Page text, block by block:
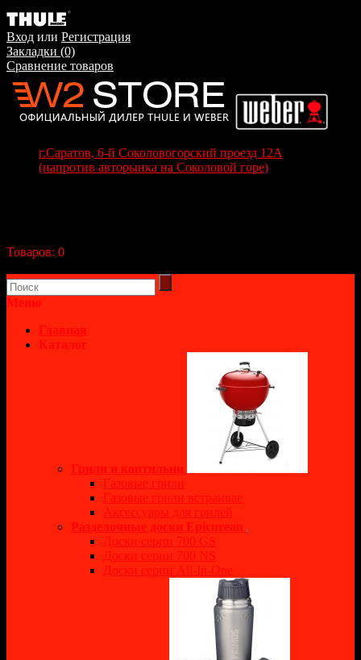
Вход или Регистрация
Закладки (0)
Сравнение товаров
г.Саратов, 6-й Соколовогорский проезд 12А
(напротив авторынка на Соколовой горе)
Товаров: 0
Меню
Главная
Каталог
Грили и коптильни
Газовые грили
Газовые грили встраивае
Аксессуары для грилей
Разделочные доски Epicurean
Доски серии 700 GS
Доски серии 700 NS
Доски серии All-In-One